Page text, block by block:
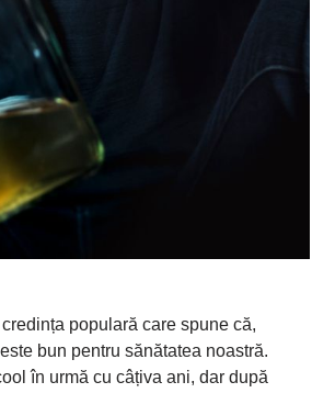
populară care spune că,
bun pentru sănătatea noastră.
în urmă cu câțiva ani, dar după